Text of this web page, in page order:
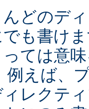
んどのデ
でも書け
っては意
例えば、
ィレクテ